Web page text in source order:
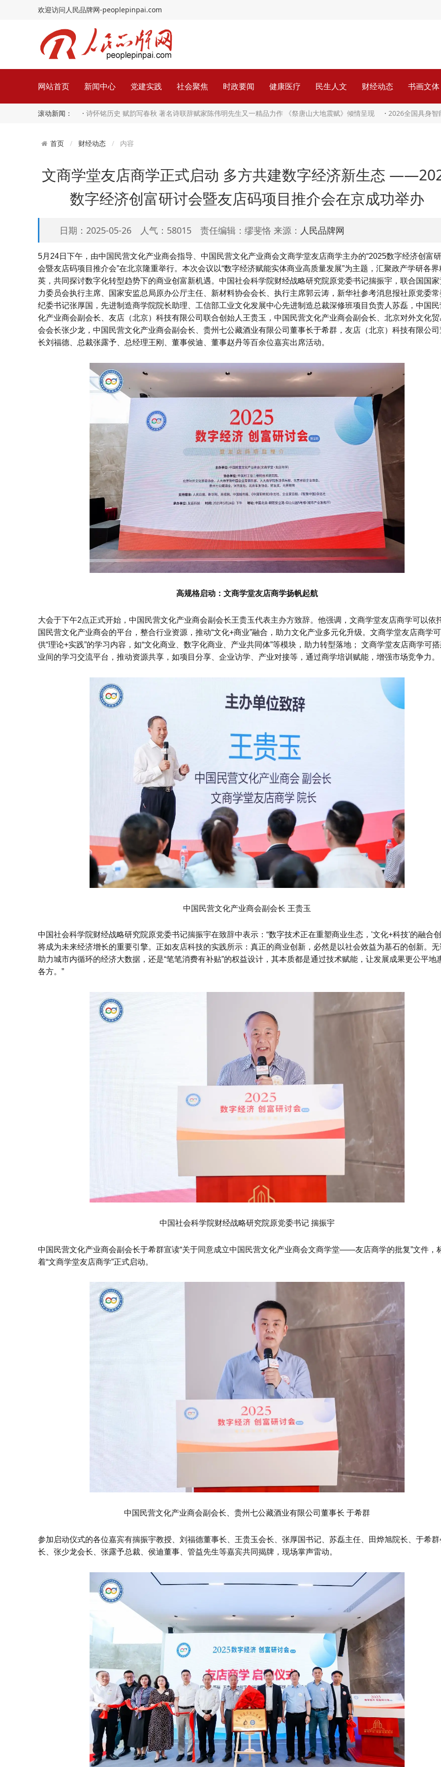
欢迎访问人民品牌网-peoplepinpai.com
网站首页 新闻中心 党建实践 社会聚焦 时政要闻 健康医疗 民生人文 财经动态 书画文体
滚动新闻： · 诗怀铭历史 赋韵写春秋 著名诗联辞赋家陈伟明先生又一精品力作 《祭唐山大地震赋》倾情呈现 · 2026全国具身智
首页 财经动态 内容
文商学堂友店商学正式启动 多方共建数字经济新生态
数字经济创富研讨会暨友店码项目推介会在京成功举办
日期：2025-05-26 人气：58015 责任编辑：缪斐恪 来源： 人民品牌网
5月24日下午，由中国民营文化产业商会指导、中国民营文化产业商会文商学堂友店商学主办的“2025数字经济创富
会暨友店码项目推介会”在北京隆重举行。本次会议以“数字经济赋能实体商业高质量发展”为主题，汇聚政产学研各界
英，共同探讨数字化转型趋势下的商业创富新机遇。中国社会科学院财经战略研究院原党委书记揣振宇，联合国国
力委员会执行主席、国家安监总局原办公厅主任、新材料协会会长、执行主席郭云涛，新华社参考消息报社原党委
纪委书记张厚国，先进制造商学院院长助理、工信部工业文化发展中心先进制造总裁深修班项目负责人苏磊，中国
化产业商会副会长、友店（北京）科技有限公司联合创始人王贵玉，中国民营文化产业商会副会长、北京对外文化
会会长张少龙，中国民营文化产业商会副会长、贵州七公藏酒业有限公司董事长于希群，友店（北京）科技有限公
长刘福德、总裁张露予、总经理王刚、董事侯迪、董事赵丹等百余位嘉宾出席活动。
高规格启动：文商学堂友店商学扬帆起航
大会于下午2点正式开始，中国民营文化产业商会副会长王贵玉代表主办方致辞。他强调，文商学堂友店商学可以依
国民营文化产业商会的平台，整合行业资源，推动“文化+商业”融合，助力文化产业多元化升级。文商学堂友店商学
供“理论+实践”的学习内容，如“文化商业、数字化商业、产业共同体”等模块，助力转型落地； 文商学堂友店商学可
业间的学习交流平台，推动资源共享，如项目分享、企业访学、产业对接等，通过商学培训赋能，增强市场竞争力。
中国民营文化产业商会副会长 王贵玉
中国社会科学院财经战略研究院原党委书记揣振宇在致辞中表示：“数字技术正在重塑商业生态，'文化+科技'的融合
将成为未来经济增长的重要引擎。正如友店科技的实践所示：真正的商业创新，必然是以社会效益为基石的创新。
助力城市内循环的经济大数据，还是“笔笔消费有补贴”的权益设计，其本质都是通过技术赋能，让发展成果更公平地
各方。”
中国社会科学院财经战略研究院原党委书记 揣振宇
中国民营文化产业商会副会长于希群宣读“关于同意成立中国⺠营文化产业商会文商学堂——友店商学的批复”文件，
着“文商学堂友店商学”正式启动。
中国民营文化产业商会副会长、贵州七公藏酒业有限公司董事长 于希群
参加启动仪式的各位嘉宾有揣振宇教授、刘福德董事长、王贵玉会长、张厚国书记、苏磊主任、田烨旭院长、于希群
长、张少龙会长、张露予总裁、侯迪董事、管益先生等嘉宾共同揭牌，现场掌声雷动。